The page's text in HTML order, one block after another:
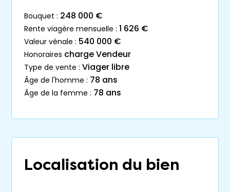
bouquet : 248 000 €
rente viagère mensuelle : 1 626 €
valeur vénale : 540 000 €
honoraires charge Vendeur
type de vente : Viager libre
âge de l'homme : 78 ans
âge de la femme : 78 ans
Localisation du bien